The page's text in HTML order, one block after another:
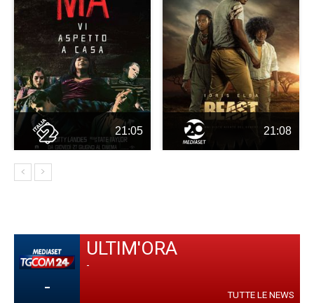
21:05 21:08
-
ULTIM'ORA
-
TUTTE LE NEWS